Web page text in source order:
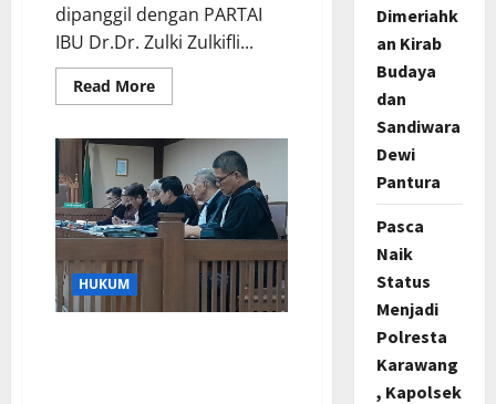
dipanggil dengan PARTAI
IBU Dr.Dr. Zulki Zulkifli...
Read MoreRead
more
Partai
IBU
Lepas
Keberangkatan
Tim
DPP
Partai
Peduli
Bencana
Salurkan
HUKUM
Dimeriahk
an Kirab
Budaya
dan
Sandiwara
Dewi
Pantura
Pasca
Naik
Status
Menjadi
Polresta
Karawang
, Kapolsek